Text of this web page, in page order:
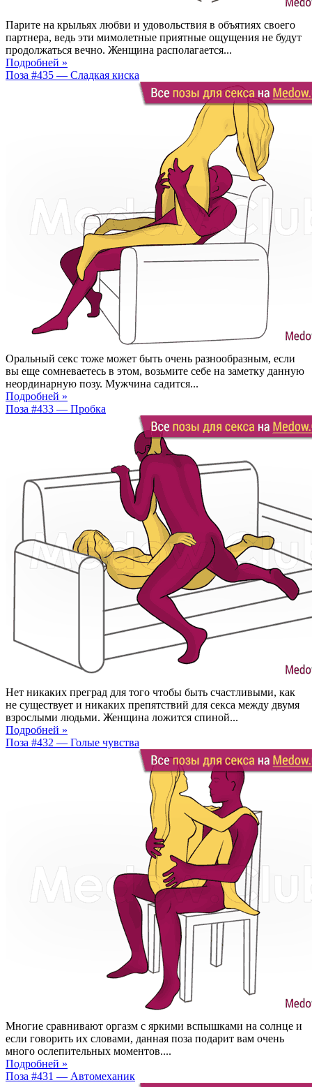
Парите на крыльях любви и удовольствия в объятиях своего
партнера, ведь эти мимолетные приятные ощущения не будут
продолжаться вечно. Женщина располагается...
Подробней »
Поза #435 — Сладкая киска
Оральный секс тоже может быть очень разнообразным, если
вы еще сомневаетесь в этом, возьмите себе на заметку данную
неординарную позу. Мужчина садится...
Подробней »
Поза #433 — Пробка
Нет никаких преград для того чтобы быть счастливыми, как
не существует и никаких препятствий для секса между двумя
взрослыми людьми. Женщина ложится спиной...
Подробней »
Поза #432 — Голые чувства
Многие сравнивают оргазм с яркими вспышками на солнце и
если говорить их словами, данная поза подарит вам очень
много ослепительных моментов....
Подробней »
Поза #431 — Автомеханик